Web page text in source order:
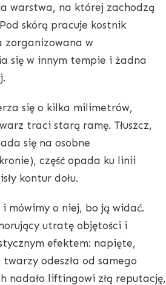
warstwa, na której zachodzą
skórą pracuje kostnik
zorganizowana w
się w innym tempie i żadna
się o kilka milimetrów,
traci starą ramę. Tłuszcz,
się na osobne
część opada ku linii
kontur dołu.
mówimy o niej, bo ją widać.
utratę objętości i
efektem: napięte,
odeszła od samego
nadało liftingowi złą reputację,